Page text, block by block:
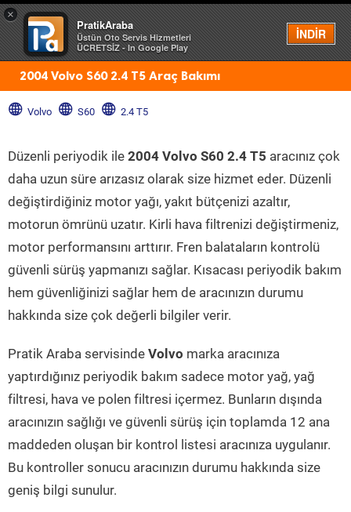
×
PratikAraba
Üstün Oto Servis Hizmetleri
ÜCRETSİZ - In Google Play
İNDİR
Menü
2004 Volvo S60 2.4 T5 Araç Bakımı
Volvo S60 2.4 T5
Düzenli periyodik ile 2004 Volvo S60 2.4 T5 aracınız çok
daha uzun süre arızasız olarak size hizmet eder. Düzenli
değiştirdiğiniz motor yağı, yakıt bütçenizi azaltır,
motorun ömrünü uzatır. Kirli hava filtrenizi değiştirmeniz,
motor performansını arttırır. Fren balataların kontrolü
güvenli sürüş yapmanızı sağlar. Kısacası periyodik bakım
hem güvenliğinizi sağlar hem de aracınızın durumu
hakkında size çok değerli bilgiler verir.
Pratik Araba servisinde Volvo marka aracınıza
yaptırdığınız periyodik bakım sadece motor yağ, yağ
filtresi, hava ve polen filtresi içermez. Bunların dışında
aracınızın sağlığı ve güvenli sürüş için toplamda 12 ana
maddeden oluşan bir kontrol listesi aracınıza uygulanır.
Bu kontroller sonucu aracınızın durumu hakkında size
geniş bilgi sunulur.